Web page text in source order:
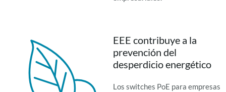
EEE contribuye a la
prevención del
desperdicio energético
Los switches PoE para empresas